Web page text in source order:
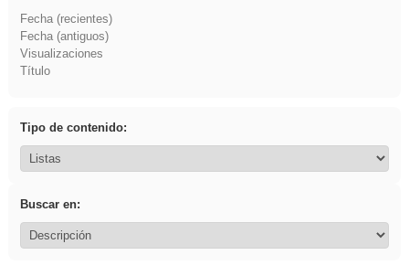
Fecha (recientes)
Fecha (antiguos)
Visualizaciones
Título
Tipo de contenido:
Buscar en: